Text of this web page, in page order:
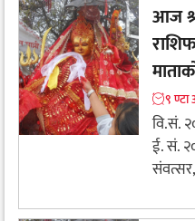
आज
९ ण्टा
वि.सं.
ई. सं.